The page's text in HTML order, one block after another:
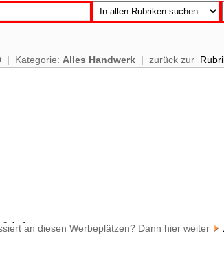
| Kategorie: Alles Handwerk | zurück zur
an diesen Werbeplätzen? Dann hier weiter